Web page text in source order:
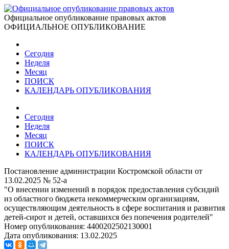
Официальное опубликование правовых актов
ОФИЦИАЛЬНОЕ ОПУБЛИКОВАНИЕ
Сегодня
Неделя
Месяц
ПОИСК
КАЛЕНДАРЬ ОПУБЛИКОВАНИЯ
Сегодня
Неделя
Месяц
ПОИСК
КАЛЕНДАРЬ ОПУБЛИКОВАНИЯ
Постановление администрации Костромской области от
13.02.2025 № 52-а
"О внесении изменений в порядок предоставления субсидий
из областного бюджета некоммерческим организациям,
осуществляющим деятельность в сфере воспитания и развития
детей-сирот и детей, оставшихся без попечения родителей"
Номер опубликования: 4400202502130001
Дата опубликования: 13.02.2025